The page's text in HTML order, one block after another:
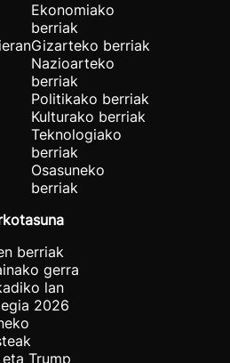
Ekonomiako
berriak
Gizarteko berriak
Nazioarteko
berriak
Politikako berriak
Kulturako berriak
Teknologiako
berriak
Osasuneko
berriak
berriak
gerra
lan
2026
eta Trump